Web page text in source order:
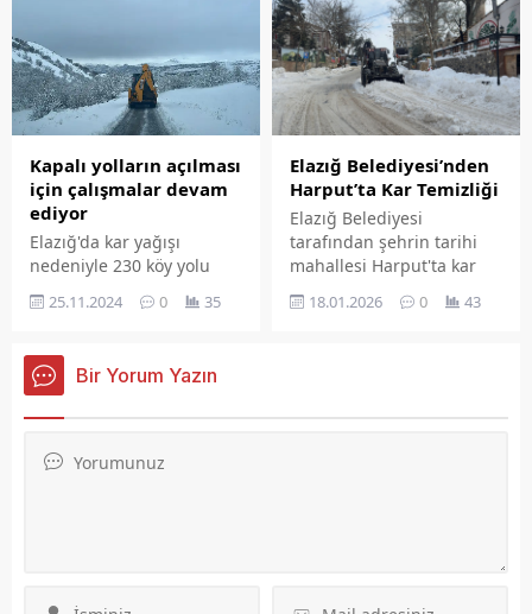
ülkemize faydalı olacak
çalışmalar yapın. Her
alanda gelişmiş, istikrar
içinde büyüyen, içinde
Güçlü Türkiye’si sizlerin
omuzlarında yükselecektir.
tamamlayarak duygusal
bir mesajla veda etti.
Kapalı yolların açılması
için çalışmalar devam
ediyor
Elazığ'da kar yağışı
nedeniyle 230 köy yolu
ekipleri, kapalı köy
çalışmalarına devam
ediyor.
25.11.2024 0 35
Elazığ Belediyesi’nden
Harput’ta Kar Temizliği
Elazığ Belediyesi
tarafından şehrin tarihi
mahallesi Harput'ta kar
gerçekleştirildi.
18.01.2026 0 43
Bir Yorum Yazın